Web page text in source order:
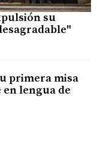
su
primera misa
lengua de